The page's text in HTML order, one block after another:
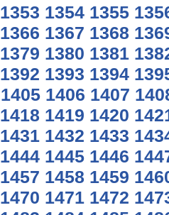
1353 1354 1355
1366 1367 1368
1379 1380 1381
1392 1393 1394
1405 1406 1407
1418 1419 1420
1431 1432 1433
1444 1445 1446
1457 1458 1459
1470 1471 1472